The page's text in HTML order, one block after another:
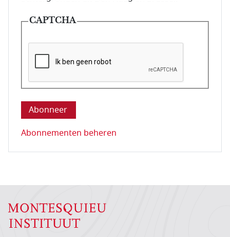
CAPTCHA
Deze vraag is om te controleren dat u een mens
Abonnementen beheren